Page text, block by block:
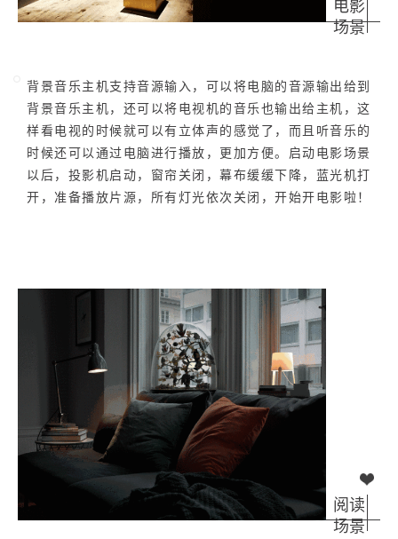
电影
场景
背景音乐主机支持音源输入，可以将电脑的音源输出给到
背景音乐主机，还可以将电视机的音乐也输出给主机，这
样看电视的时候就可以有立体声的感觉了，而且听音乐的
时候还可以通过电脑进行播放，更加方便。启动电影场景
以后，投影机启动，窗帘关闭，幕布缓缓下降，蓝光机打
开，准备播放片源，所有灯光依次关闭，开始开电影啦！
阅读
场景
元
立刻支付
¥
6位以上
6位以上